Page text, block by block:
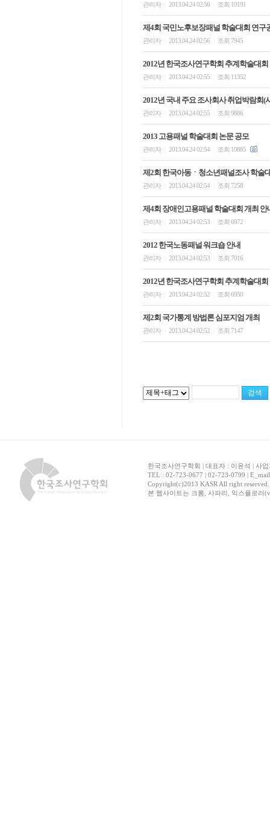
관리자 2013.04.24 02:56 조회 10191
제4회 국민노후보장패널 학술대회 연구
관리자 2013.04.24 02:56 조회 7945
2012년 한국조사연구학회 추계학술대
관리자 2013.04.24 02:55 조회 11352
2012년 국내 주요 조사회사 취업박람회(
관리자 2013.04.24 02:55 조회 9886
2013 고용패널 학술대회 논문 공모
관리자 2013.04.24 02:54 조회 10885
제2회 한국아동ㆍ청소년패널조사 학술
관리자 2013.04.24 02:54 조회 7258
제4회 장애인고용패널 학술대회 개최 안
관리자 2013.04.24 02:53 조회 6972
2012 한국노동패널 워크숍 안내
관리자 2013.04.24 02:53 조회 7016
2012년 한국조사연구학회 추계학술대회
관리자 2013.04.24 02:52 조회 6950
제2회 국가통계 방법론 심포지엄 개최
관리자 2013.04.24 02:52 조회 7147
한국조사연구학회 | 대표자 : 이윤석 | 사
TEL : 02-723-0677 | 02-723-0799 | E_mail
Copyright(c)2013 KASR All right
본 웹사이트는 크롬, 사파리, 익스플로러